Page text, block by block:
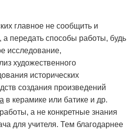
главное не сообщить и
передать способы работы, будь
исследование,
художественного
исторических
создания произведений
в керамике или батике и др.
а не конкретные знания
для учителя. Тем благодарнее